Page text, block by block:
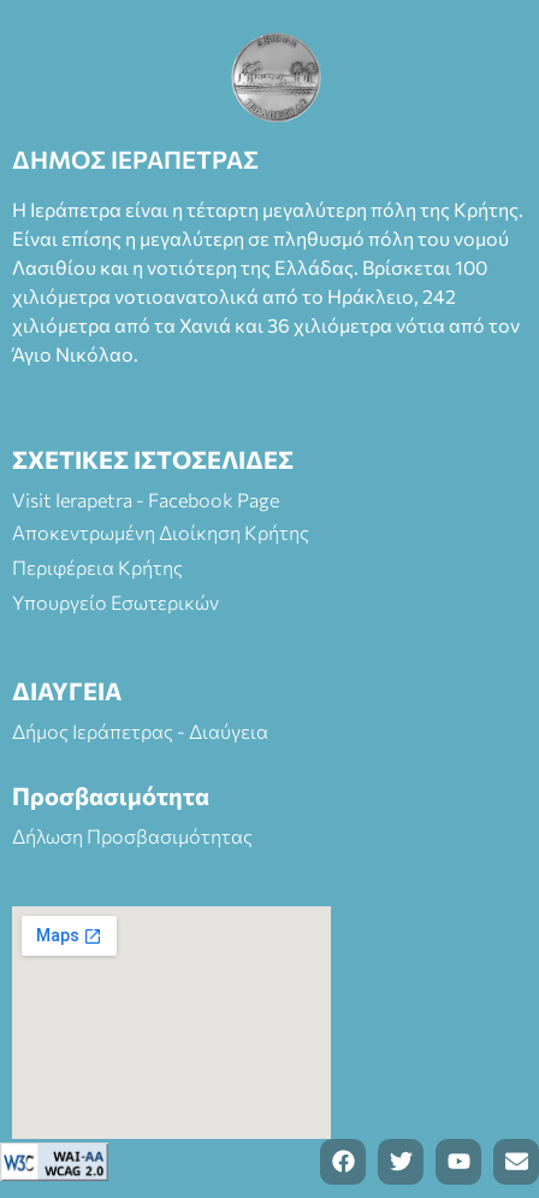
ΔΗΜΟΣ ΙΕΡΑΠΕΤΡΑΣ
Η Ιεράπετρα είναι η τέταρτη μεγαλύτερη πόλη της Κρήτης.
Είναι επίσης η μεγαλύτερη σε πληθυσμό πόλη του νομού
Λασιθίου και η νοτιότερη της Ελλάδας. Βρίσκεται 100
χιλιόμετρα νοτιοανατολικά από το Ηράκλειο, 242
χιλιόμετρα από τα Χανιά και 36 χιλιόμετρα νότια από τον
Άγιο Νικόλαο.
ΣΧΕΤΙΚΕΣ ΙΣΤΟΣΕΛΙΔΕΣ
Visit Ierapetra - Facebook Page
Αποκεντρωμένη Διοίκηση Κρήτης
Περιφέρεια Κρήτης
Υπουργείο Εσωτερικών
ΔΙΑΥΓΕΙΑ
Δήμος Ιεράπετρας - Διαύγεια
Προσβασιμότητα
Δήλωση Προσβασιμότητας